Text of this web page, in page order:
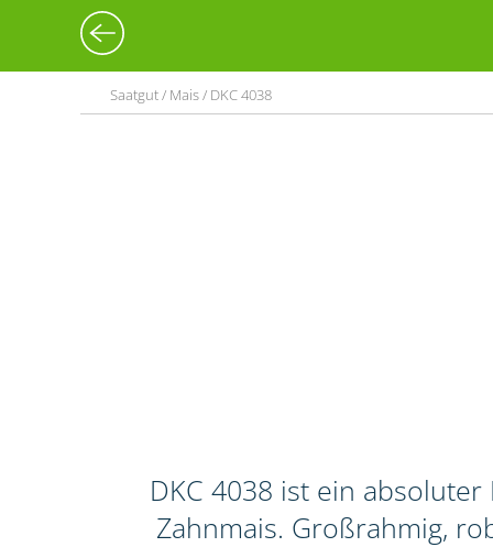
Saatgut / Mais / DKC 4038
DKC 4038 ist ein
Zahnmais. Großrahmig,